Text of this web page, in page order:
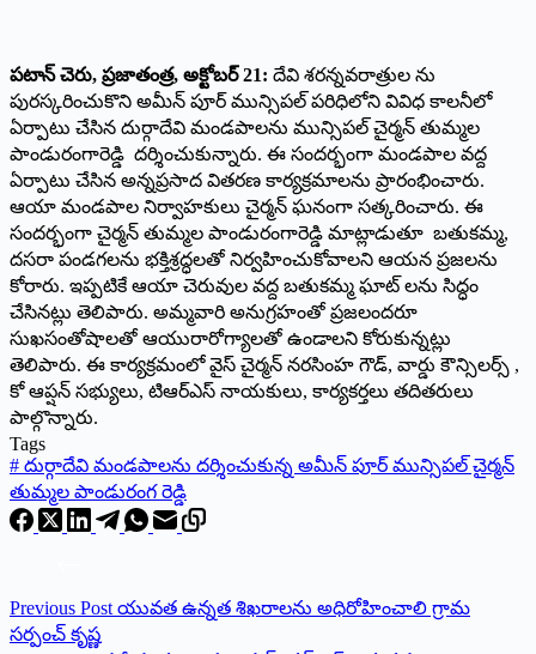
పటాన్ చెరు, ప్రజాతంత్ర, అక్టోబర్ 21: దేవి శరన్నవరాత్రుల ను
పురస్కరించుకొని అమీన్ పూర్ మున్సిపల్ పరిధిలోని వివిధ కాలనీలో
ఏర్పాటు చేసిన దుర్గాదేవి మండపాలను మున్సిపల్ చైర్మన్ తుమ్మల
పాండురంగారెడ్డి దర్శించుకున్నారు. ఈ సందర్భంగా మండపాల వద్ద
ఏర్పాటు చేసిన అన్నప్రసాద వితరణ కార్యక్రమాలను ప్రారంభించారు.
ఆయా మండపాల నిర్వాహకులు చైర్మన్ ఘనంగా సత్కరించారు. ఈ
సందర్భంగా చైర్మన్ తుమ్మల పాండురంగారెడ్డి మాట్లాడుతూ బతుకమ్మ,
దసరా పండగలను భక్తిశ్రద్ధలతో నిర్వహించుకోవాలని ఆయన ప్రజలను
కోరారు. ఇప్పటికే ఆయా చెరువుల వద్ద బతుకమ్మ ఘాట్ లను సిద్ధం
చేసినట్లు తెలిపారు. అమ్మవారి అనుగ్రహంతో ప్రజలందరూ
సుఖసంతోషాలతో ఆయురారోగ్యాలతో ఉండాలని కోరుకున్నట్లు
తెలిపారు. ఈ కార్యక్రమంలో వైస్ చైర్మన్ నరసింహ గౌడ్, వార్డు కౌన్సిలర్స్ ,
కో ఆప్షన్ సభ్యులు, టిఆర్ఎస్ నాయకులు, కార్యకర్తలు తదితరులు
పాల్గొన్నారు.
Tags
# దుర్గాదేవి మండపాలను దర్శించుకున్న అమీన్ పూర్ మున్సిపల్ చైర్మన్
తుమ్మల పాండురంగ రెడ్డి
Previous Post యువత ఉన్నత శిఖరాలను అధిరోహించాలి గ్రామ
సర్పంచ్ కృష్ణ